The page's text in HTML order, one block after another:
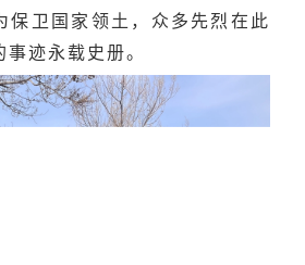
保卫国家领土，众多先烈在此
迹永载史册。